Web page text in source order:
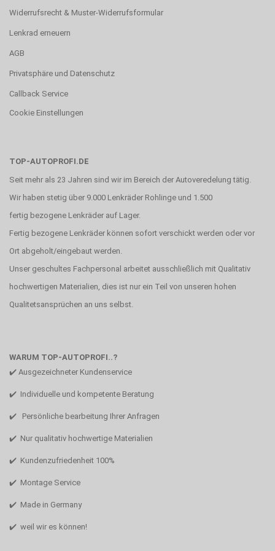
Widerrufsrecht & Muster-Widerrufsformular
Lenkrad erneuern
AGB
Privatsphäre und Datenschutz
Callback Service
Cookie Einstellungen
TOP-AUTOPROFI.DE
Seit mehr als 23 Jahren sind wir im Bereich der Autoveredelung tätig.
Wir haben stetig über 9.000 Lenkräder Rohlinge und 1.500
fertig bezogene Lenkräder auf Lager.
Fertig bezogene Lenkräder können sofort verschickt werden oder vor
Ort abgeholt/eingebaut werden.
Unser geschultes Fachpersonal arbeitet ausschließlich mit Qualitativ
hochwertigen Materialien, dies ist nur ein Teil von unseren hohen
Qualitetsansprüchen an uns selbst.
WARUM TOP-AUTOPROFI..?
✔️ Ausgezeichneter Kundenservice
✔️ Individuelle und kompetente Beratung
✔️ Persönliche bearbeitung Ihrer Anfragen
✔️ Nur qualitativ hochwertige Materialien
✔️ Kundenzufriedenheit 100%
✔️ Montage Service
✔️ Made in Germany
✔️ weil wir es können!